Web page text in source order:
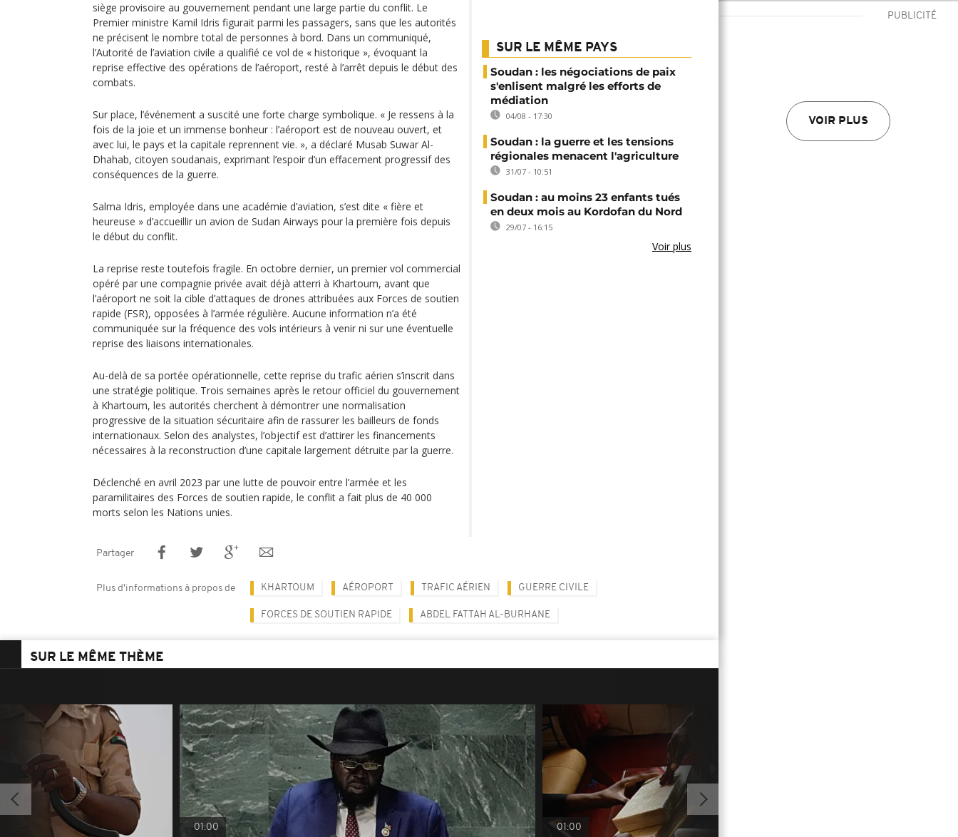
PUBLICITÉ
VOIR PLUS
siège provisoire au gouvernement pendant une large partie du conflit. Le
Premier ministre Kamil Idris figurait parmi les passagers, sans que les autorités
ne précisent le nombre total de personnes à bord. Dans un communiqué,
l’Autorité de l’aviation civile a qualifié ce vol de « historique », évoquant la
reprise effective des opérations de l’aéroport, resté à l’arrêt depuis le début des
combats.
Sur place, l’événement a suscité une forte charge symbolique. « Je ressens à la
fois de la joie et un immense bonheur : l’aéroport est de nouveau ouvert, et
avec lui, le pays et la capitale reprennent vie. », a déclaré Musab Suwar Al-
Dhahab, citoyen soudanais, exprimant l’espoir d’un effacement progressif des
conséquences de la guerre.
Salma Idris, employée dans une académie d’aviation, s’est dite « fière et
heureuse » d’accueillir un avion de Sudan Airways pour la première fois depuis
le début du conflit.
La reprise reste toutefois fragile. En octobre dernier, un premier vol commercial
opéré par une compagnie privée avait déjà atterri à Khartoum, avant que
l’aéroport ne soit la cible d’attaques de drones attribuées aux Forces de soutien
rapide (FSR), opposées à l’armée régulière. Aucune information n’a été
communiquée sur la fréquence des vols intérieurs à venir ni sur une éventuelle
reprise des liaisons internationales.
Au-delà de sa portée opérationnelle, cette reprise du trafic aérien s’inscrit dans
une stratégie politique. Trois semaines après le retour officiel du gouvernement
à Khartoum, les autorités cherchent à démontrer une normalisation
progressive de la situation sécuritaire afin de rassurer les bailleurs de fonds
internationaux. Selon des analystes, l’objectif est d’attirer les financements
nécessaires à la reconstruction d’une capitale largement détruite par la guerre.
Déclenché en avril 2023 par une lutte de pouvoir entre l’armée et les
paramilitaires des Forces de soutien rapide, le conflit a fait plus de 40 000
morts selon les Nations unies.
SUR LE MÊME PAYS
Soudan : les négociations de paix
s'enlisent malgré les efforts de
médiation
04/08 - 17:30
Soudan : la guerre et les tensions
régionales menacent l'agriculture
31/07 - 10:51
Soudan : au moins 23 enfants tués
en deux mois au Kordofan du Nord
29/07 - 16:15
Voir plus
Partager
Plus d'informations à propos de KHARTOUM AÉROPORT TRAFIC AÉRIEN GUERRE CIVILE
FORCES DE SOUTIEN RAPIDE ABDEL FATTAH AL-BURHANE
SUR LE MÊME THÈME
01:00 01:00